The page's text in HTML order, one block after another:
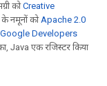
कोCreative
नमूनों कोApache 2.0
Google Developers
Java एक रजिस्टर किया